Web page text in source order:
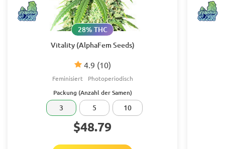
Vitality (AlphaFem Seeds)
4.9 (10)
28% THC
Feminisiert Photoperiodisch
Packung (Anzahl der Samen)
3 5 10
$48.79